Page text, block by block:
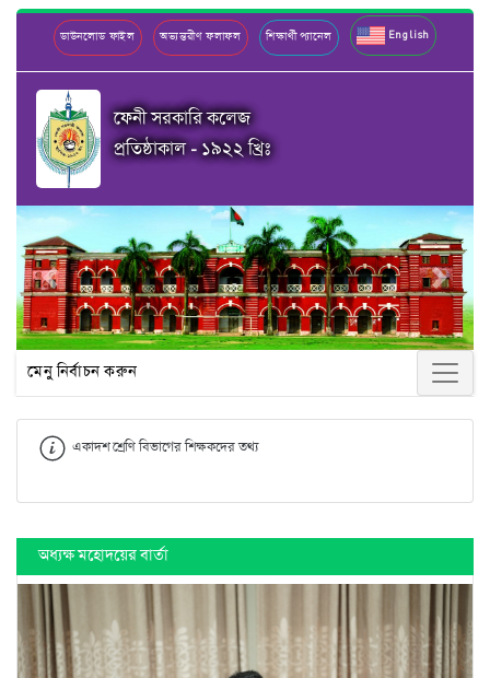
ডাউনলোড ফাইল অভ্যন্তরীণ ফলাফল শিক্ষার্থী প্যানেল English
ফেনী সরকারি কলেজ
প্রতিষ্ঠাকাল - ১৯২২ খ্রিঃ
Previous Next
মেনু নির্বাচন করুন
একাদশ শ্রেণি বিভাগের শিক্ষকদের তথ্য
অধ্যক্ষ মহোদয়ের বার্তা